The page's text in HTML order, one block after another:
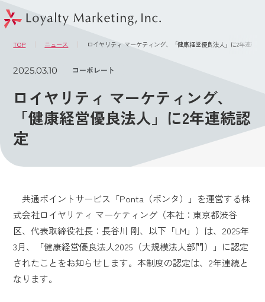
TOP ニュース ロイヤリティ マーケティング、「健康経営優良法人」に2年連続認
2025.03.10 コーポレート
ロイヤリティ マーケティング、
「健康経営優良法人」に2年連続認
定
共通ポイントサービス「Ponta（ポンタ）」を運営する株
式会社ロイヤリティ マーケティング（本社：東京都渋谷
区、代表取締役社長：長谷川 剛、以下「LM」）は、2025年
3月、「健康経営優良法人2025（大規模法人部門）」に認定
されたことをお知らせします。本制度の認定は、2年連続と
なります。